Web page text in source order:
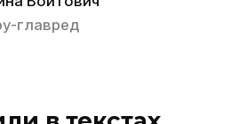
было